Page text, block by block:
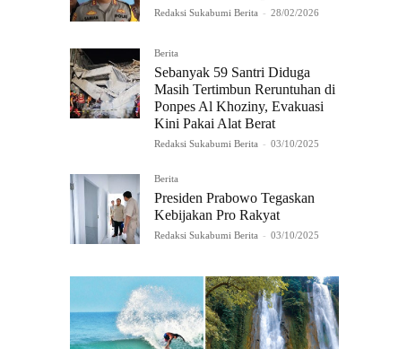
Redaksi Sukabumi Berita - 28/02/2026
Berita
Sebanyak 59 Santri Diduga
Masih Tertimbun Reruntuhan di
Ponpes Al Khoziny, Evakuasi
Kini Pakai Alat Berat
Redaksi Sukabumi Berita - 03/10/2025
Berita
Presiden Prabowo Tegaskan
Kebijakan Pro Rakyat
Redaksi Sukabumi Berita - 03/10/2025